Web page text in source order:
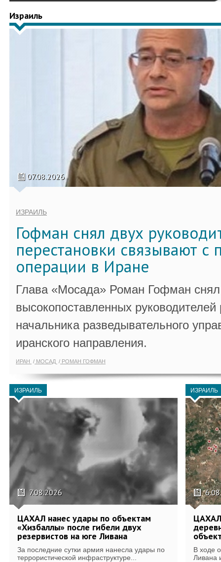
Израиль
07.08.2026
ИЗРАИЛЬ
Гофман снял двух
перестановки связывают с
операции в Иране
Глава «Мосада» Роман Гофман снял
высокопоставленных
начальника разведывательного
иранского направления.
ИРАН МОСАД РОМАН ГОФМАН
ИЗРАИЛЬ
7.08.2026
ЦАХАЛ нанес удары по объектам
«Хизбаллы» после гибели двух
резервистов на юге Ливана
За последние сутки армия нанесла удары по
террористической инфраструктуре...
ИЗРАИЛЬ
В ходе
Ливана